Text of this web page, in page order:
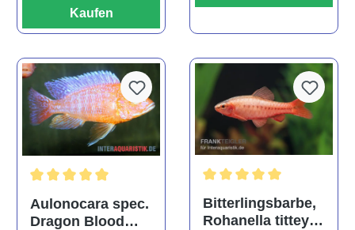
Kaufen
Durchschnittliche Bewertung von 5 von 5 Sternen
Aulonocara spec.
Dragon Blood
Bitterlingsbarbe,
Rohanella titteya,